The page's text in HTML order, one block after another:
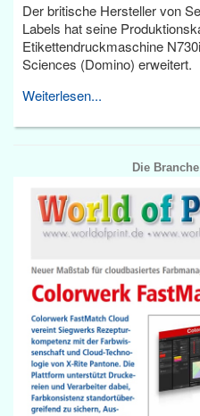
Der britische Hersteller von
Labels hat seine
Etikettendruckmaschine
Sciences (Domino) erweitert.
Weiterlesen...
Die